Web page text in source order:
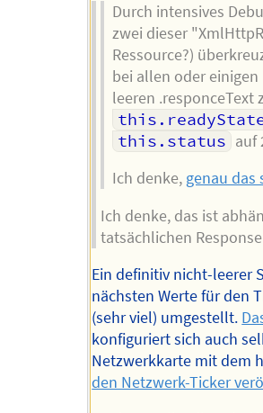
Durch intensives
zwei dieser
Ressource?)
bei allen oder
leeren .responceText
this.status auf
Ich denke, genau
Ich denke, das ist
tatsächlichen
Ein definitiv nicht-leerer
nächsten Werte für den
(sehr viel) umgestellt.
konfiguriert sich auch
Netzwerkkarte mit dem
den Netzwerk-Ticker